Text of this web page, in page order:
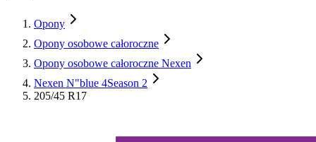
Opony
Opony osobowe całoroczne
Opony osobowe całoroczne Nexen
Nexen N"blue 4Season 2
205/45 R17